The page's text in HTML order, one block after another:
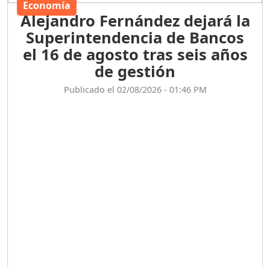
el 16 de agosto tras seis años
de gestión
Publicado el 02/08/2026 - 01:46 PM